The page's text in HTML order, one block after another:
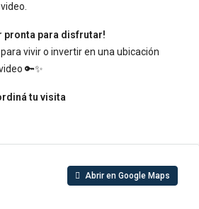
pronta para disfrutar!
vivir o invertir en una ubicación
🔑✨
tu visita
Abrir en Google Maps